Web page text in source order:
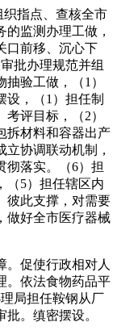
指点、查核全市
监测办理工做，
口前移、沉心下
批办理规范并组
验工做，（1）
设，（1）担任制
评目标，（2）
拆材料和容器出产
协调联动机制，
彻落实。（6）担
（5）担任辖区内
彼此支撑，对需要
做好全市医疗器械
促使行政相对人
。依法食物药品平
局担任鞍钢从厂
。缜密摆设。